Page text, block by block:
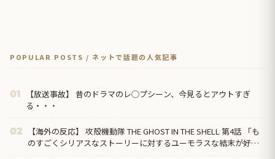
POPULAR POSTS / ネットで話題の人気記事
01
【放送事故】 昔のドラマのレ◯プシーン、今見るとアウトすぎ
る・・・
02
【海外の反応】 攻殻機動隊 THE GHOST IN THE SHELL 第4話 「も
のすごくシリアスなストーリーに対するユーモラスな結末が好